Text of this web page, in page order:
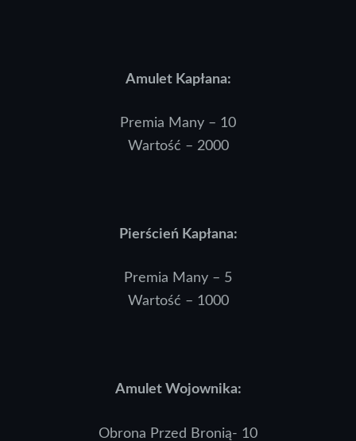
Amulet Kapłana:
Premia Many – 10
Wartość – 2000
Pierścień Kapłana:
Premia Many – 5
Wartość – 1000
Amulet Wojownika:
Obrona Przed Bronią- 10